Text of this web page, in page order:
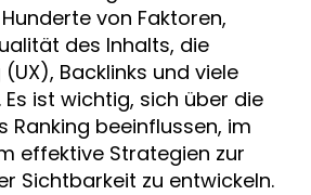
von Faktoren,
des Inhalts, die
Backlinks und viele
ist wichtig, sich über die
Ranking beeinflussen, im
effektive Strategien zur
Sichtbarkeit zu entwickeln.